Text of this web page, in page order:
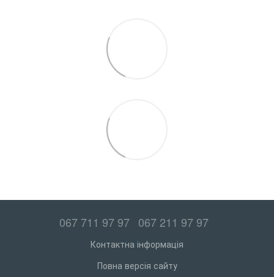
067 711 97 97 067 211 97 97
Контактна інформація
Повна версія сайту